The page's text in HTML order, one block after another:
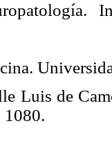
Luis de
1080.